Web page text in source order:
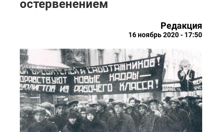
остервенением
Редакция
16 ноябрь 2020 - 17:50